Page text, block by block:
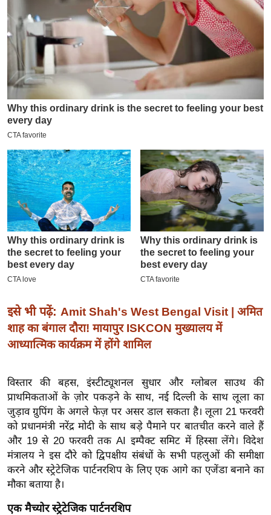
ट
P
L
2
0
2
6
क्रा
इ
म
ई
पे
प
र
मि
ल
बे
ल
श
ख्सि
य
त
यं
ग
इं
इसे भी पढ़ें: Amit Shah's West Bengal Visit | अमित
शाह का बंगाल दौरा! मायापुर ISKCON मुख्यालय में
आध्यात्मिक कार्यक्रम में होंगे शामिल
विस्तार की बहस, इंस्टीट्यूशनल सुधार और ग्लोबल साउथ की
प्राथमिकताओं के ज़ोर पकड़ने के साथ, नई दिल्ली के साथ लूला का
जुड़ाव ग्रुपिंग के अगले फेज़ पर असर डाल सकता है।लूला 21 फरवरी
को प्रधानमंत्री नरेंद्र मोदी के साथ बड़े पैमाने पर बातचीत करने वाले हैं
और 19 से 20 फरवरी तक AI इम्पैक्ट समिट में हिस्सा लेंगे। विदेश
मंत्रालय ने इस दौरे को द्विपक्षीय संबंधों के सभी पहलुओं की समीक्षा
करने और स्ट्रेटेजिक पार्टनरशिप के लिए एक आगे का एजेंडा बनाने का
मौका बताया है।
एक मैच्योर स्ट्रेटेजिक पार्टनरशिप